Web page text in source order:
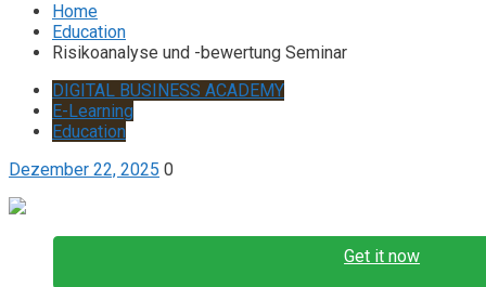
Home
Education
Risikoanalyse und -bewertung Seminar
DIGITAL BUSINESS ACADEMY
E-Learning
Education
Dezember 22, 2025 0
Get it now